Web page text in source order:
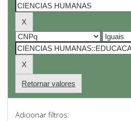
Retornar valores
Adicionar filtros: